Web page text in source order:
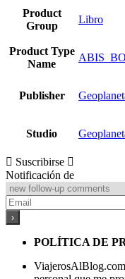
Product
Group
Libro
Product Type
Name
Publisher
Studio
Suscribirse
Notificación de
POLÍTICA DE